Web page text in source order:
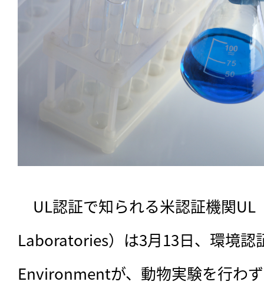
UL認証で知られる米認証機関
Laboratories）は3月13日、環境認
Environmentが、動物実験を行わ